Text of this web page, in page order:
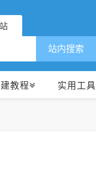
站内搜索
教程 实用工具